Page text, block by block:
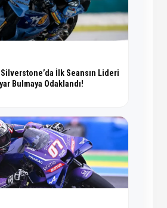
İlk Seansın Lideri
Bulmaya Odaklandı!